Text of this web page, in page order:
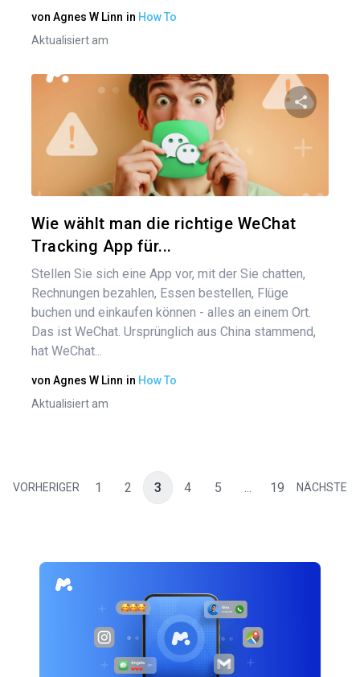
von Agnes W Linn in How To
Aktualisiert am
Diesen
Wie wählt man die richtige WeChat
Tracking App für...
Stellen Sie sich eine App vor, mit der Sie chatten,
Rechnungen bezahlen, Essen bestellen, Flüge
buchen und einkaufen können - alles an einem Ort.
Das ist WeChat. Ursprünglich aus China stammend,
hat WeChat...
von Agnes W Linn in How To
Aktualisiert am
VORHERIGER 1 2 3 4 5 ... 19 NÄCHSTE